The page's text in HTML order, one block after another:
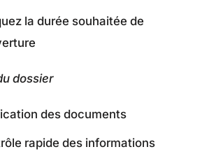
la durée souhaitée de
dossier
des documents
rapide des informations